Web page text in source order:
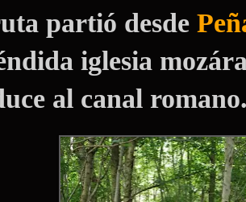
partió desde
iglesia
al canal